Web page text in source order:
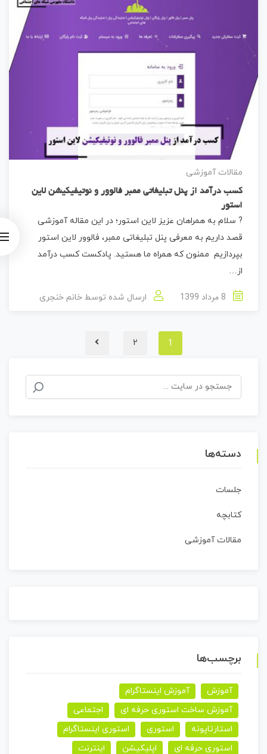
مقالات آموزشی
کسب درآمد از پنل تبلیغاتی ممبر فالوور و نوتیفیکیشن لاین
استور
? سلام به همراهان عزیز لاین استور؛ در این مقاله آموزشی
قصد داریم به معرفی پنل تبلیغاتی ممبر، فالوور لاین استور
بپردازیم ممنون که همراه ما هستید. پادکست کسب درآمد
از…
ارسال شده توسط خانم خنجری
1
2
جستجو
برای:
دسته‌ها
جلسات
کتابچه
مقالات آموزشی
برچسب‌ها
آموزش
آموزش اینستاگرام
آموزش ساخت استوری حرفه ای
اجتماعی
استارتاپونه
استوری
استوری اینستاگرام
استوری حرفه ای
اپلیکیشن اینترنت